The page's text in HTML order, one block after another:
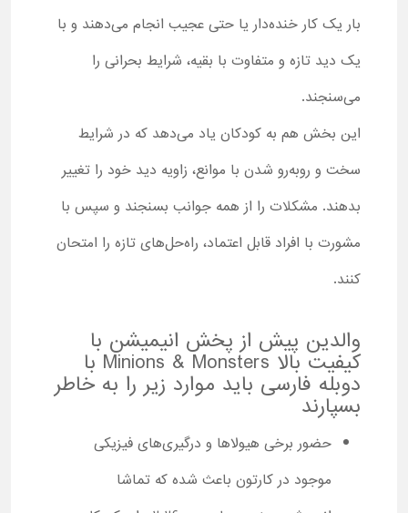
بار یک کار خنده‌دار یا حتی عجیب انجام می‌دهند و با
یک دید تازه و متفاوت با بقیه، شرایط بحرانی را
می‌سنجند.
این بخش هم به کودکان یاد می‌دهد که در شرایط
سخت و روبه‌رو شدن با موانع، زاویه دید خود را تغییر
بدهند. مشکلات را از همه جوانب بسنجند و سپس با
مشورت با افراد قابل اعتماد، راه‌حل‌های تازه را امتحان
کنند.
والدین پیش از پخش انیمیشن با
کیفیت بالا Minions & Monsters با
دوبله فارسی باید موارد زیر را به خاطر
بسپارند
حضور برخی هیولاها و درگیری‌های فیزیکی
موجود در کارتون باعث شده که تماشا